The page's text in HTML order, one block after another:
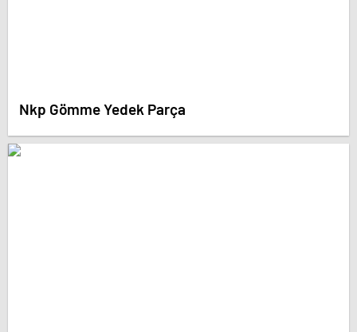
Nkp Gömme Yedek Parça